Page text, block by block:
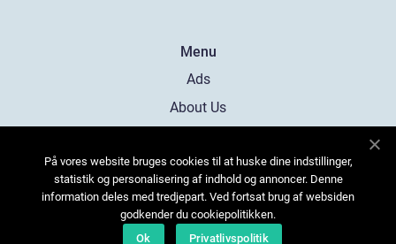
Menu
Ads
About Us
Contact
Sitemap
På vores website bruges cookies til at huske dine indstillinger,
statistik og personalisering af indhold og annoncer. Denne
information deles med tredjepart. Ved fortsat brug af websiden
godkender du cookiepolitikken.
Ok
Privatlivspolitik